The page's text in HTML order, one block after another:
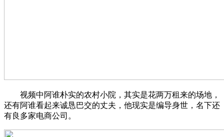
视频中阿谁朴实的农村小院，其实是花两万租来的场地，
还有阿谁看起来诚恳巴交的丈夫，他现实是编导身世，名下还
有良多家电商公司。